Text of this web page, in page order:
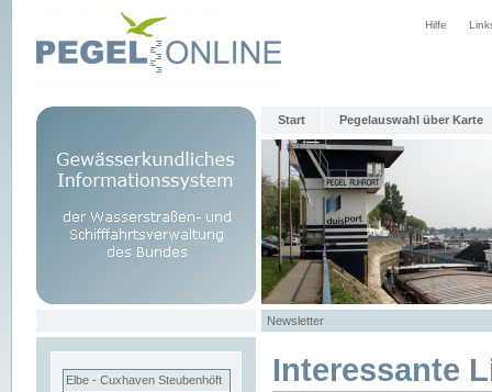
Hilfe
Start Pegelauswahl über Karte
Newsletter
Elbe - Cuxhaven Steubenhöft Interessante